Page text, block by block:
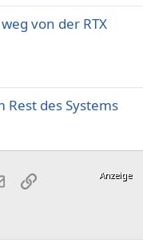
von der RTX
Rest des Systems
E-MailLink